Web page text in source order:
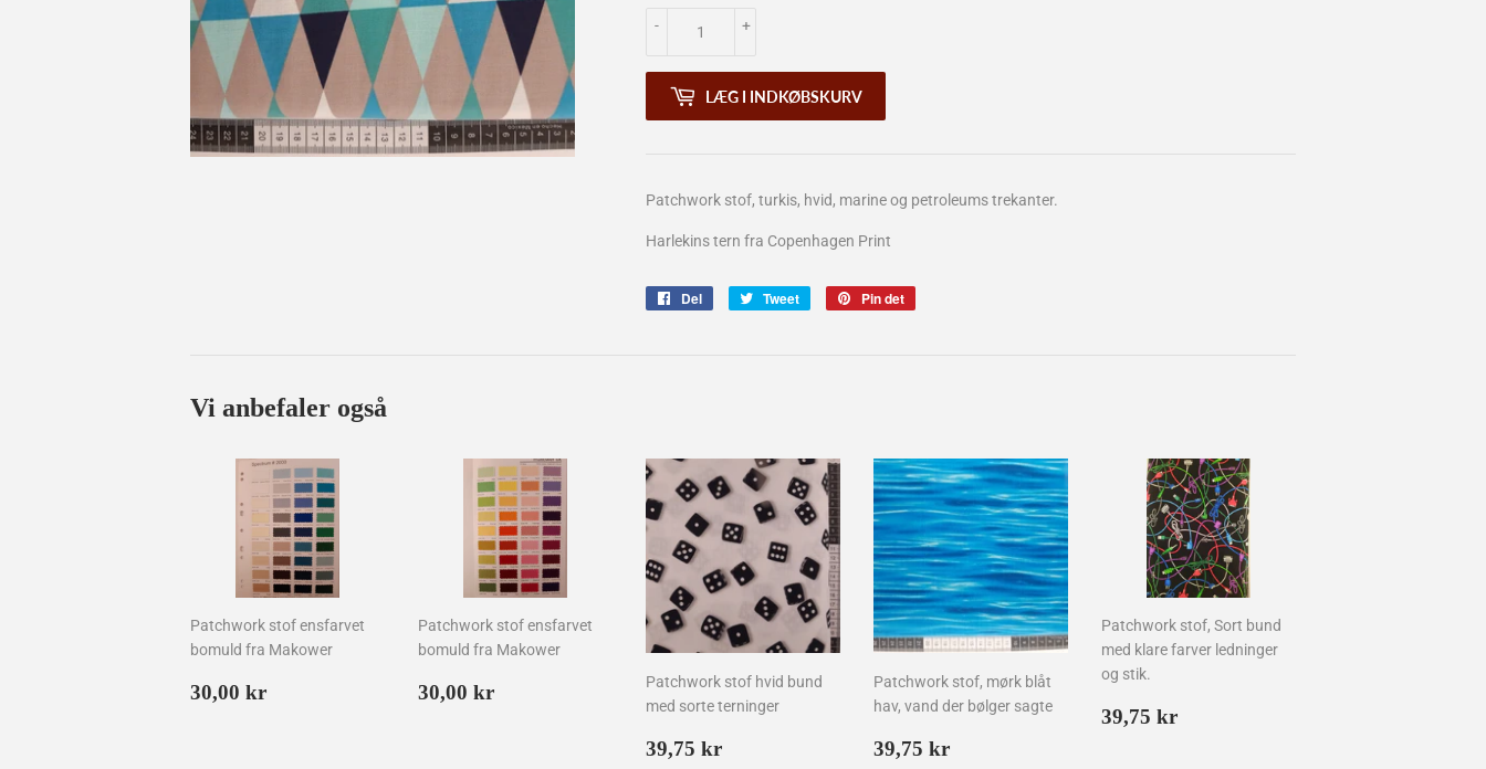
+
-
LÆG I INDKØBSKURV
Patchwork stof, turkis, hvid, marine og petroleums trekanter.
Harlekins tern fra Copenhagen Print
Del Tweet
Tweet
Pin det
Vi anbefaler også
Patchwork stof ensfarvet
bomuld fra Makower
Normalpris
30,00 kr
Patchwork stof ensfarvet
bomuld fra Makower
Normalpris
30,00 kr
Patchwork stof hvid bund
med sorte terninger
Normalpris
39,75 kr
Patchwork stof, mørk blåt
hav, vand der bølger sagte
Normalpris
39,75 kr
Patchwork stof, Sort bund
med klare farver ledninger
og stik.
Normalpris
39,75 kr